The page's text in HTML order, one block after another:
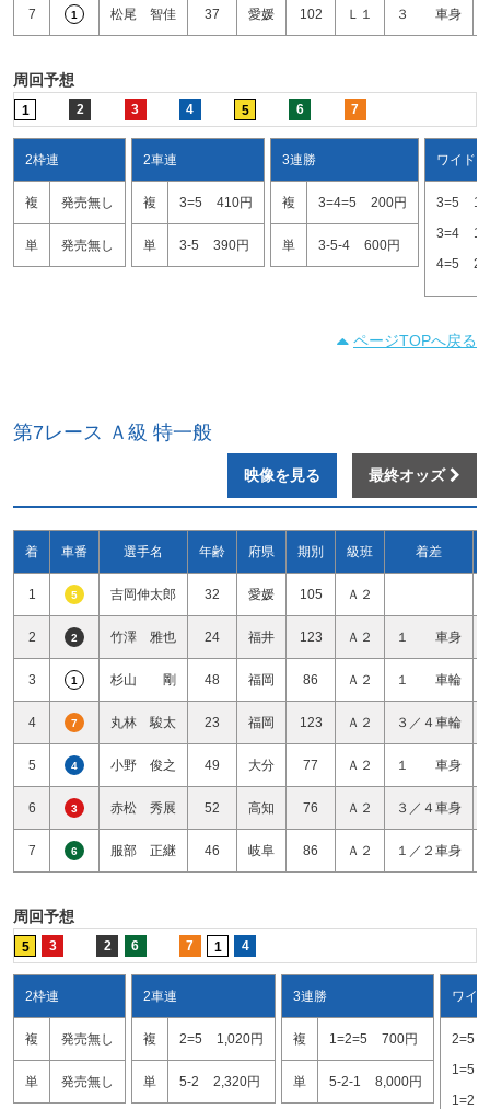
7 1 松尾 智佳 37 愛媛 102 Ｌ１ ３ 車身
周回予想
1 2 3 4 5 6 7
2枠連
複 発売無し
単 発売無し
2車連
複 3=5 410円
単 3-5 390円
3連勝
複 3=4=5 200円
単 3-5-4 600円
ワイド
3=5
3=4
4=5
ページTOPへ戻る
第7レース Ａ級 特一般
映像を見る 最終オッズ
着 車番 選手名 年齢 府県 期別 級班 着差
1 5 吉岡伸太郎 32 愛媛 105 Ａ２
2 2 竹澤 雅也 24 福井 123 Ａ２ １ 車身
3 1 杉山 剛 48 福岡 86 Ａ２ １ 車輪
4 7 丸林 駿太 23 福岡 123 Ａ２ ３／４車輪
5 4 小野 俊之 49 大分 77 Ａ２ １ 車身
6 3 赤松 秀展 52 高知 76 Ａ２ ３／４車身
7 6 服部 正継 46 岐阜 86 Ａ２ １／２車身
周回予想
5 3 2 6 7 1 4
2枠連
複 発売無し
単 発売無し
2車連
複 2=5 1,020円
単 5-2 2,320円
3連勝
複 1=2=5 700円
単 5-2-1 8,000円
ワイド
2=5
1=5
1=2